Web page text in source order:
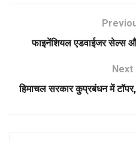
फाइनेंशियल एडवाईजर सेल्स
Next
हिमाचल सरकार कुप्रबंधन में